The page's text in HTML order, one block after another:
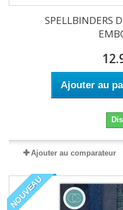
SPELLBINDERS
Ajouter au
Ajouter au comparateur
NOUVEAU